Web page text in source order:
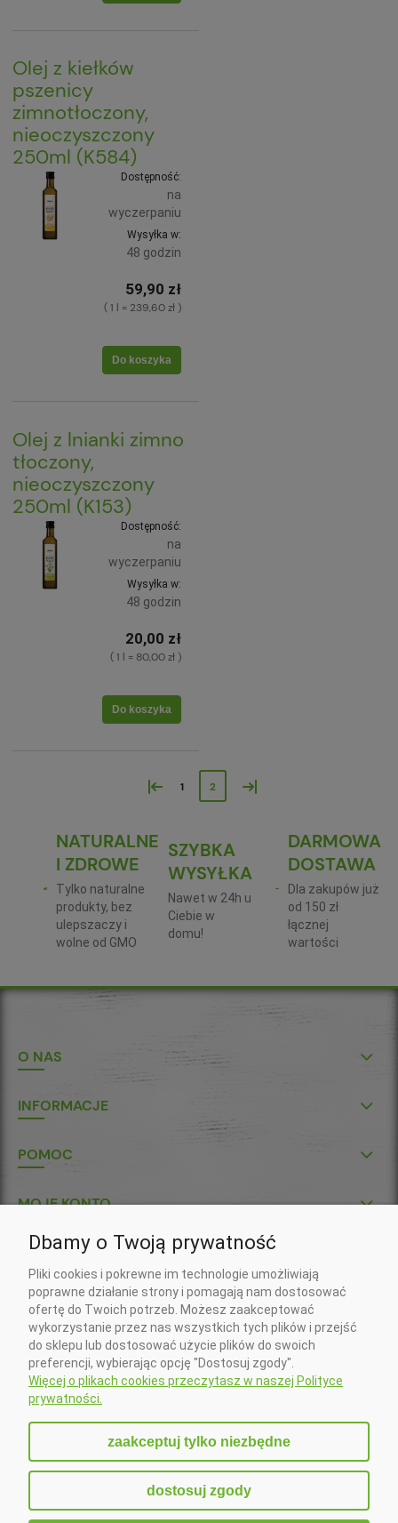
Olej z kiełków
pszenicy
zimnotłoczony,
nieoczyszczony
250ml (K584)
Dostępność:
na
wyczerpaniu
Wysyłka w:
48 godzin
59,90 zł
( 1 l = 239,60 zł )
Do koszyka
Olej z lnianki zimno
tłoczony,
nieoczyszczony
250ml (K153)
Dostępność:
na
wyczerpaniu
Wysyłka w:
48 godzin
20,00 zł
( 1 l = 80,00 zł )
Do koszyka
« 1 2 »
NATURALNE
I ZDROWE
Tylko naturalne
produkty, bez
ulepszaczy i
wolne od GMO
SZYBKA
WYSYŁKA
Nawet w 24h u
Ciebie w
domu!
DARMOWA
DOSTAWA
Dla zakupów już
od 150 zł
łącznej
wartości
O NAS
INFORMACJE
POMOC
MOJE KONTO
P.U.H. "KŁOS-POL" S.C.
Wojciech Gil, Krzysztof Gil
ul. Klasztorna 7
37-418 Krzeszów
Nr konta do wpłat złotówkowych:
20 1090 2750 0000 0001 5673 5994 (Santander)
Nr konta do wpłat w EURO:
PL 41 1090 2750 0000 0001 6407 3181 (Santander)
+48 15 879 83 22
Napisz do nas:
sklep@klospol.pl
Dbamy o Twoją prywatność
Pliki cookies i pokrewne im technologie umożliwiają
poprawne działanie strony i pomagają nam dostosować
ofertę do Twoich potrzeb. Możesz zaakceptować
wykorzystanie przez nas wszystkich tych plików i przejść
do sklepu lub dostosować użycie plików do swoich
preferencji, wybierając opcję "Dostosuj zgody".
Więcej o plikach cookies przeczytasz w naszej Polityce
prywatności.
zaakceptuj tylko niezbędne
dostosuj zgody